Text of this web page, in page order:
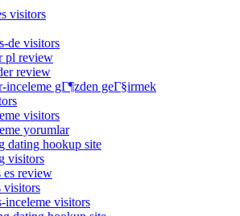
visitors
de visitors
pl review
review
inceleme gГ¶zden geГ§irmek
visitors
yorumlar
dating hookup site
visitors
es review
visitors
inceleme visitors